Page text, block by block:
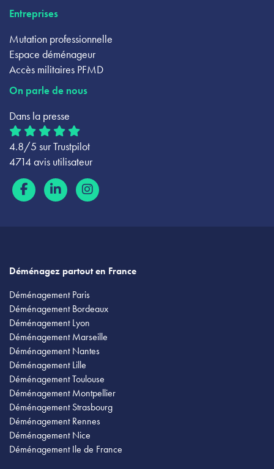
Entreprises
Mutation professionnelle
Espace déménageur
Accès militaires PFMD
On parle de nous
Dans la presse
4.8/5 sur Trustpilot
4714 avis utilisateur
Déménagez partout en France
Déménagement Paris
Déménagement Bordeaux
Déménagement Lyon
Déménagement Marseille
Déménagement Nantes
Déménagement Lille
Déménagement Toulouse
Déménagement Montpellier
Déménagement Strasbourg
Déménagement Rennes
Déménagement Nice
Déménagement Ile de France